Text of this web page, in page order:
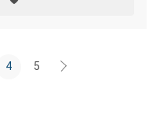
4 5